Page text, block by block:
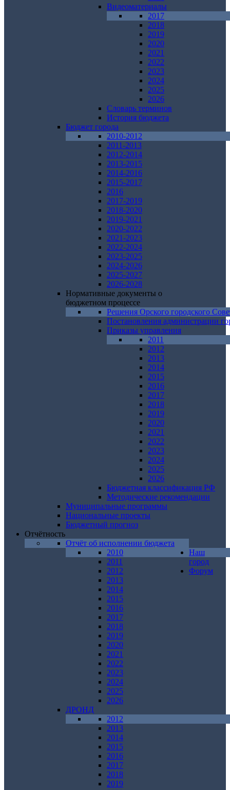
Видеоматериалы
2017
2018
2019
2020
2021
2022
2023
2024
2025
2026
Словарь терминов
История бюджета
Бюджет города
2010-2012
2011-2013
2012-2014
2013-2015
2014-2016
2015-2017
2016
2017-2019
2018-2020
2019-2021
2020-2022
2021-2023
2022-2024
2023-2025
2024-2026
2025-2027
2026-2028
Нормативные документы о
бюджетном процессе
Решения Орского городского
Постановления администрации
Приказы управления
2011
2012
2013
2014
2015
2016
2017
2018
2019
2020
2021
2022
2023
2024
2025
2026
Бюджетная классификация РФ
Методические рекомендации
Муниципальные программы
Национальные проекты
Бюджетный прогноз
Отчётность
Отчёт об исполнении бюджета
2010
2011
2012
2013
2014
2015
2016
2017
2018
2019
2020
2021
2022
2023
2024
2025
2026
ДРОНД
2012
2013
2014
2015
2016
2017
2018
2019
Наш
город
Форум